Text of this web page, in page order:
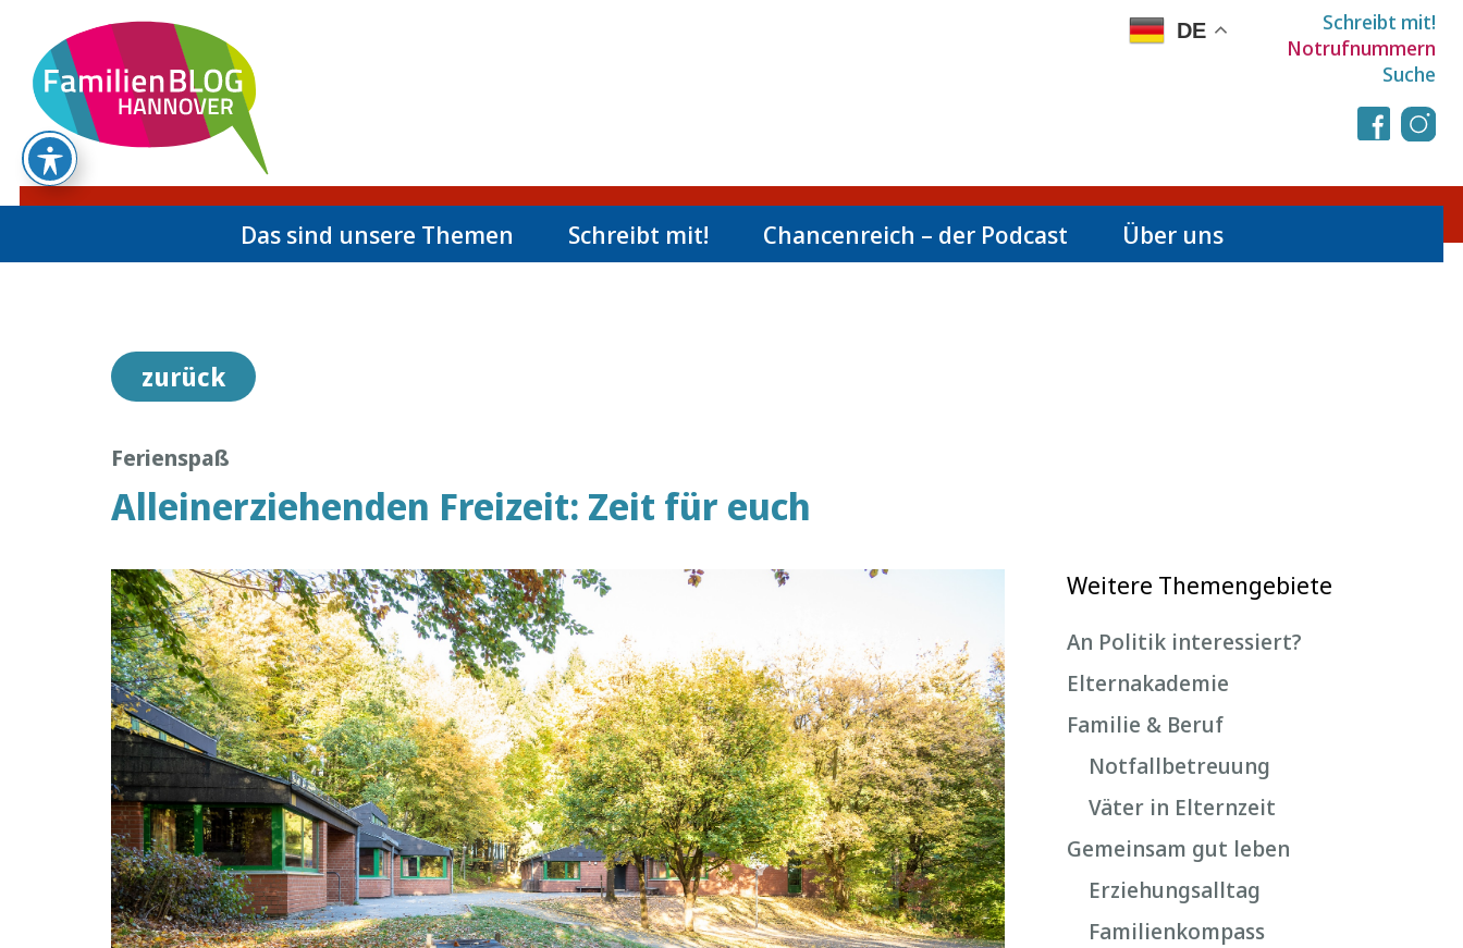
DE
Schreibt mit!
Notrufnummern
Suche
Das sind unsere Themen Schreibt mit! Chancenreich – der Podcast Über uns
zurück
Ferienspaß
Alleinerziehenden Freizeit: Zeit für euch
Weitere Themengebiete
An Politik interessiert?
Elternakademie
Familie & Beruf
Notfallbetreuung
Väter in Elternzeit
Gemeinsam gut leben
Erziehungsalltag
Familienkompass